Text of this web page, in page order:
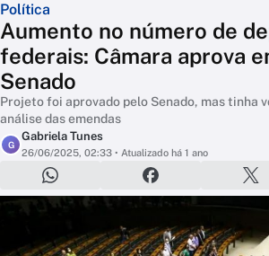
Política
Aumento no número de
federais: Câmara aprova
Senado
Projeto foi aprovado pelo Senado, mas tinha
análise das emendas
G
Gabriela Tunes
26/06/2025, 02:33 • Atualizado há 1 ano